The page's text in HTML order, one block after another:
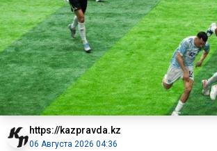
https://kazpravda.kz
06 Августа 2026 04:36